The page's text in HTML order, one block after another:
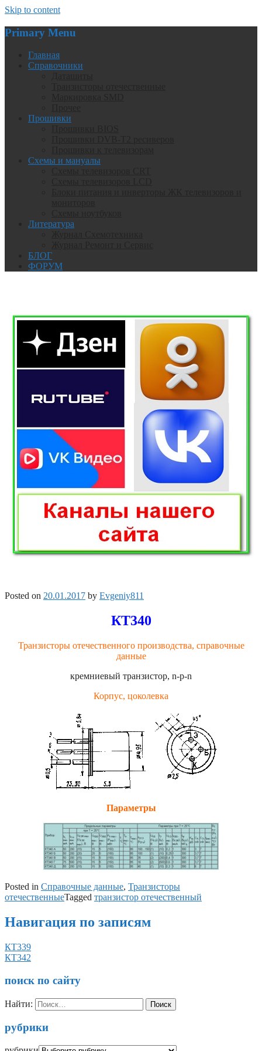
Skip to content
Primary Menu
Главная
Справочники
Прошивки
Схемы и мануалы
Литература
БЛОГ
ФОРУМ
Posted on 20.01.2017 by Evgeniy811
КТ340
Транзисторы отечественного производства, справочные
данные
кремниевый транзистор, n-p-n
Корпус, цоколевка
Параметры
Posted in Справочные данные, Транзисторы
отечественныеTagged транзистор отечественный
Навигация по записям
КТ339
КТ342
поиск по сайту
Найти:
рубрики